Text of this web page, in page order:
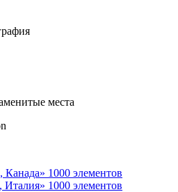
места
1000 элементов
1000 элементов